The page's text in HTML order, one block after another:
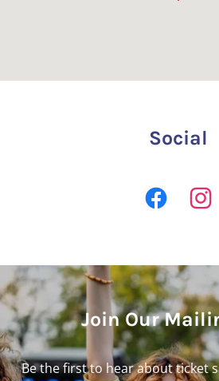
Social
Join Our
Be the first to hear about ticket